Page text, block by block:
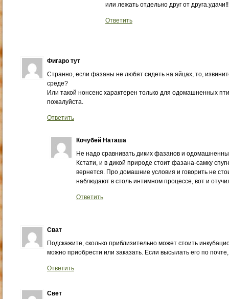
или лежать отдельно друг от
Ответить
Фигаро тут
Странно, если фазаны не любят сидеть на яйцах, то,
среде?
Или такой нонсенс характерен только для одомашненных
пожалуйста.
Ответить
Кочубей Наташа
Не надо сравнивать диких фазанов и
Кстати, и в дикой природе стоит фазана-самку
вернется. Про домашние условия и говорить не
наблюдают в столь интимном процессе, вот и
Ответить
Сват
Подскажите, сколько приблизительно может стоить
можно приобрести или заказать. Если высылать его по
Ответить
Свет